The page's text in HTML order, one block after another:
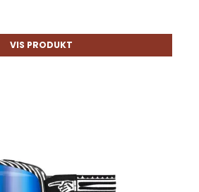
VIS PRODUKT